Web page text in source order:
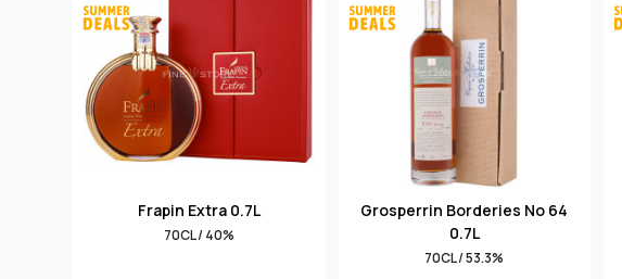
Frapin Extra 0.7L
70CL / 40%
Grosperrin Borderies No 64
0.7L
70CL / 53.3%